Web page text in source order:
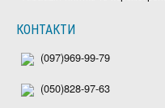
КОНТАКТИ
(097)969-99-79
(050)828-97-63